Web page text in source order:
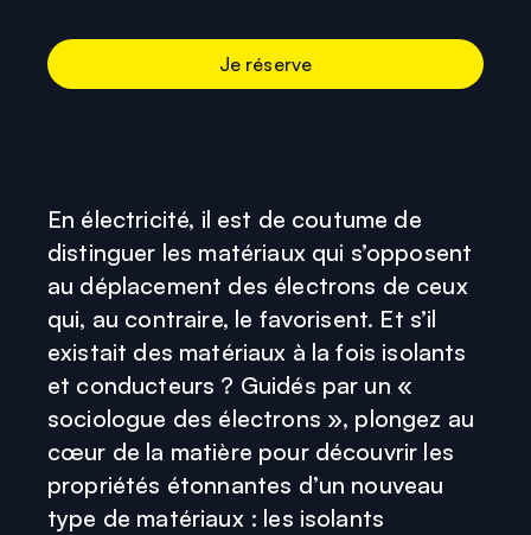
En électricité, il est de coutume de
distinguer les matériaux qui s’opposent
au déplacement des électrons de ceux
qui, au contraire, le favorisent. Et s’il
existait des matériaux à la fois isolants
et conducteurs ? Guidés par un «
sociologue des électrons », plongez au
cœur de la matière pour découvrir les
propriétés étonnantes d’un nouveau
type de matériaux : les isolants
Je réserve